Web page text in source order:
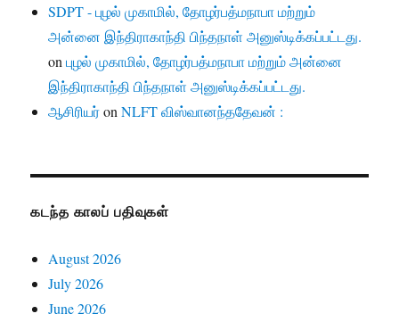
SDPT - புழல் முகாமில், தோழர்பத்மநாபா மற்றும்
அன்னை இந்திராகாந்தி பிந்தநாள் அனுஸ்டிக்கப்பட்டது.
onபுழல் முகாமில், தோழர்பத்மநாபா மற்றும் அன்னை
இந்திராகாந்தி பிந்தநாள் அனுஸ்டிக்கப்பட்டது.
ஆசிரியர்onNLFT விஸ்வானந்ததேவன் :
கடந்த காலப் பதிவுகள்
August 2026
July 2026
June 2026